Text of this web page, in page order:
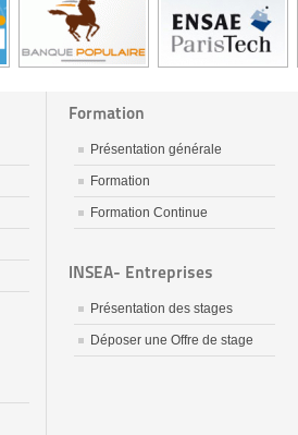
Formation
Présentation générale
Formation
Formation Continue
INSEA- Entreprises
Présentation des stages
Déposer une Offre de stage